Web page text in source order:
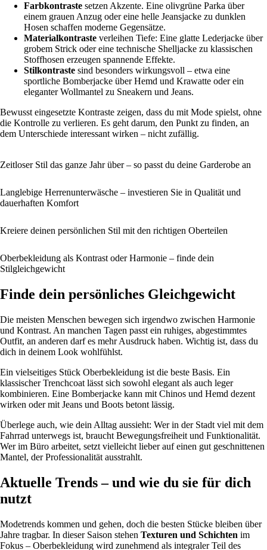
Farbkontraste setzen Akzente. Eine olivgrüne Parka über
einem grauen Anzug oder eine helle Jeansjacke zu dunklen
Hosen schaffen moderne Gegensätze.
Materialkontraste verleihen Tiefe: Eine glatte Lederjacke über
grobem Strick oder eine technische Shelljacke zu klassischen
Stoffhosen erzeugen spannende Effekte.
Stilkontraste sind besonders wirkungsvoll – etwa eine
sportliche Bomberjacke über Hemd und Krawatte oder ein
eleganter Wollmantel zu Sneakern und Jeans.
Bewusst eingesetzte Kontraste zeigen, dass du mit Mode spielst, ohne
die Kontrolle zu verlieren. Es geht darum, den Punkt zu finden, an
dem Unterschiede interessant wirken – nicht zufällig.
Zeitloser Stil das ganze Jahr über – so passt du deine Garderobe an
Langlebige Herrenunterwäsche – investieren Sie in Qualität und
dauerhaften Komfort
Kreiere deinen persönlichen Stil mit den richtigen Oberteilen
Oberbekleidung als Kontrast oder Harmonie – finde dein
Stilgleichgewicht
Finde dein persönliches Gleichgewicht
Die meisten Menschen bewegen sich irgendwo zwischen Harmonie
und Kontrast. An manchen Tagen passt ein ruhiges, abgestimmtes
Outfit, an anderen darf es mehr Ausdruck haben. Wichtig ist, dass du
dich in deinem Look wohlfühlst.
Ein vielseitiges Stück Oberbekleidung ist die beste Basis. Ein
klassischer Trenchcoat lässt sich sowohl elegant als auch leger
kombinieren. Eine Bomberjacke kann mit Chinos und Hemd dezent
wirken oder mit Jeans und Boots betont lässig.
Überlege auch, wie dein Alltag aussieht: Wer in der Stadt viel mit dem
Fahrrad unterwegs ist, braucht Bewegungsfreiheit und Funktionalität.
Wer im Büro arbeitet, setzt vielleicht lieber auf einen gut geschnittenen
Mantel, der Professionalität ausstrahlt.
Aktuelle Trends – und wie du sie für dich
nutzt
Modetrends kommen und gehen, doch die besten Stücke bleiben über
Jahre tragbar. In dieser Saison stehen Texturen und Schichten im
Fokus – Oberbekleidung wird zunehmend als integraler Teil des